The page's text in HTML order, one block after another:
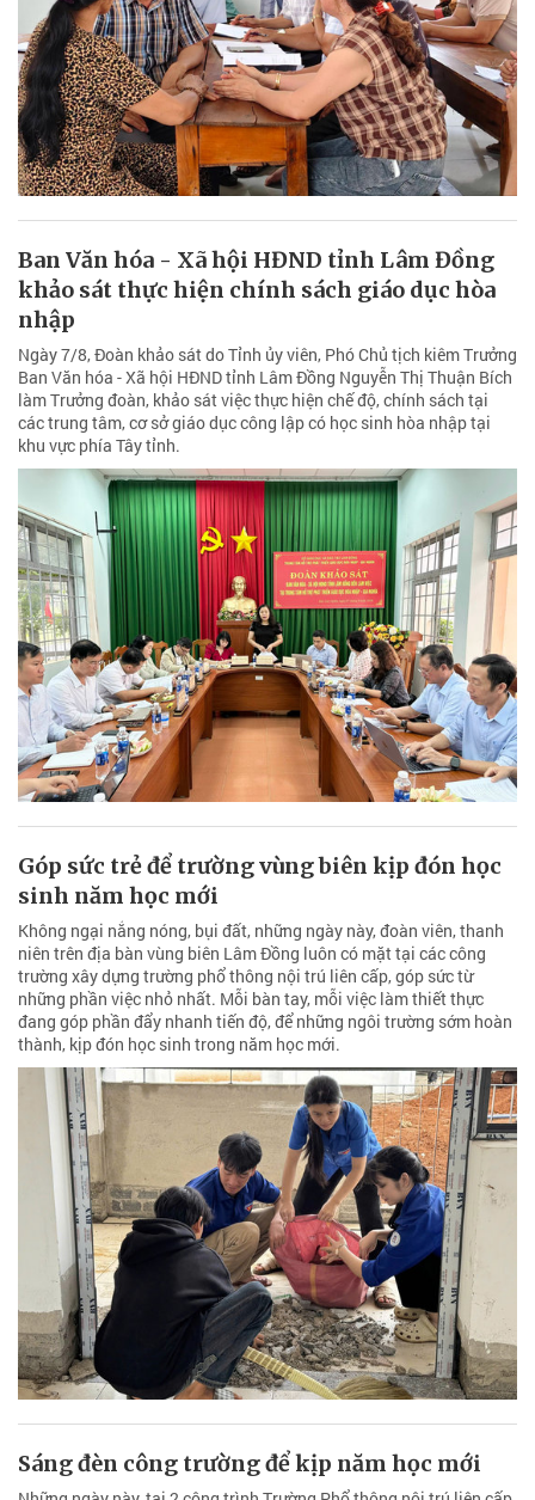
Ban Văn hóa - Xã hội HĐND tỉnh Lâm Đồng
khảo sát thực hiện chính sách giáo dục hòa
nhập
Ngày 7/8, Đoàn khảo sát do Tỉnh ủy viên, Phó Chủ tịch kiêm Trưởng
Ban Văn hóa - Xã hội HĐND tỉnh Lâm Đồng Nguyễn Thị Thuận Bích
làm Trưởng đoàn, khảo sát việc thực hiện chế độ, chính sách tại
các trung tâm, cơ sở giáo dục công lập có học sinh hòa nhập tại
khu vực phía Tây tỉnh.
Góp sức trẻ để trường vùng biên kịp đón học
sinh năm học mới
Không ngại nắng nóng, bụi đất, những ngày này, đoàn viên, thanh
niên trên địa bàn vùng biên Lâm Đồng luôn có mặt tại các công
trường xây dựng trường phổ thông nội trú liên cấp, góp sức từ
những phần việc nhỏ nhất. Mỗi bàn tay, mỗi việc làm thiết thực
đang góp phần đẩy nhanh tiến độ, để những ngôi trường sớm hoàn
thành, kịp đón học sinh trong năm học mới.
Sáng đèn công trường để kịp năm học mới